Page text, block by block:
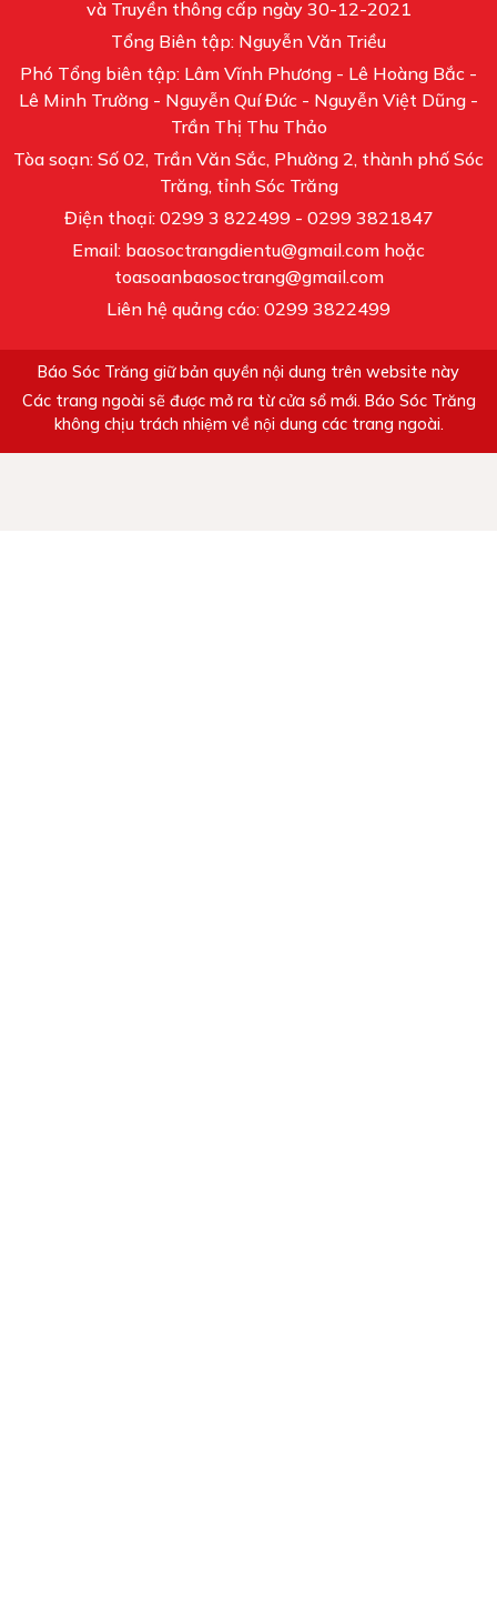
và Truyền thông cấp ngày 30-12-2021
Tổng Biên tập: Nguyễn Văn Triều
Phó Tổng biên tập: Lâm Vĩnh Phương - Lê Hoàng Bắc -
Lê Minh Trường - Nguyễn Quí Đức - Nguyễn Việt Dũng -
Trần Thị Thu Thảo
Tòa soạn: Số 02, Trần Văn Sắc, Phường 2, thành phố Sóc
Trăng, tỉnh Sóc Trăng
Điện thoại: 0299 3 822499 - 0299 3821847
Email: baosoctrangdientu@gmail.com hoặc
toasoanbaosoctrang@gmail.com
Liên hệ quảng cáo: 0299 3822499
Báo Sóc Trăng giữ bản quyền nội dung trên website này
Các trang ngoài sẽ được mở ra từ cửa sổ mới. Báo Sóc Trăng
không chịu trách nhiệm về nội dung các trang ngoài.